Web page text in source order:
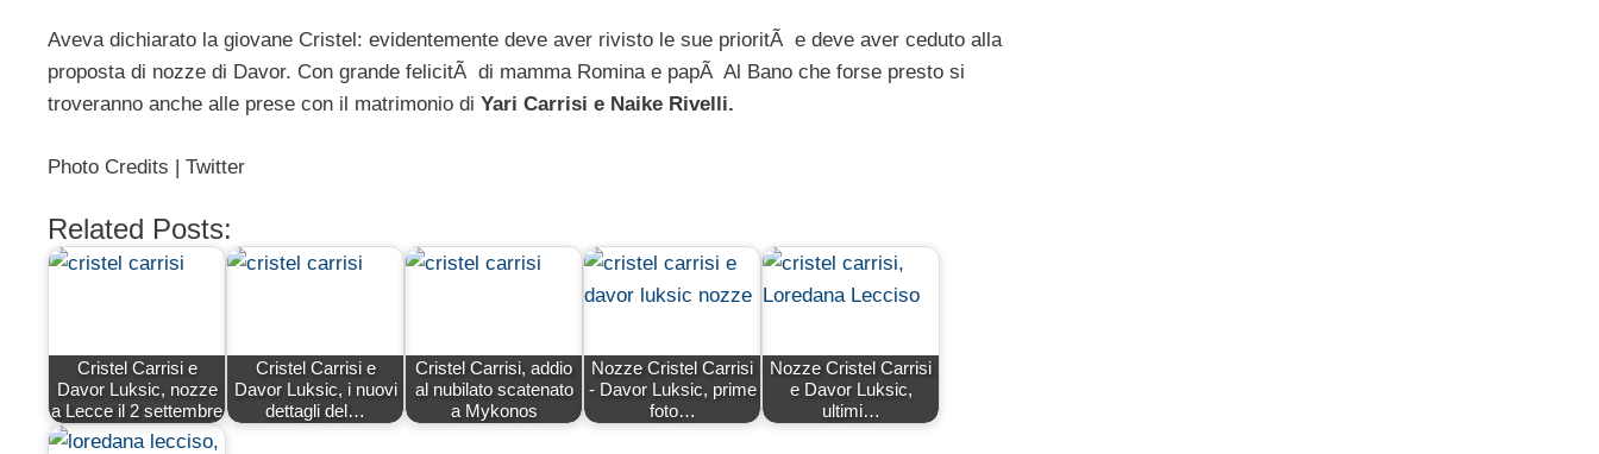
Aveva dichiarato la giovane Cristel: evidentemente deve aver rivisto le sue prioritÃ e deve aver ceduto alla
proposta di nozze di Davor. Con grande felicitÃ di mamma Romina e papÃ Al Bano che forse presto si
troveranno anche alle prese con il matrimonio di Yari Carrisi e Naike Rivelli.
Photo Credits | Twitter
Related Posts:
Cristel Carrisi e
Davor Luksic, nozze
a Lecce il 2 settembre
Cristel Carrisi e
Davor Luksic, i nuovi
dettagli del…
Cristel Carrisi, addio
al nubilato scatenato
a Mykonos
Nozze Cristel Carrisi
- Davor Luksic, prime
foto…
Nozze Cristel Carrisi
e Davor Luksic,
ultimi…